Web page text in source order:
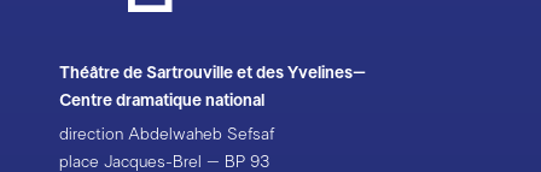
Théâtre de Sartrouville et des Yvelines–
Centre dramatique national
direction Abdelwaheb Sefsaf
place Jacques-Brel – BP 93